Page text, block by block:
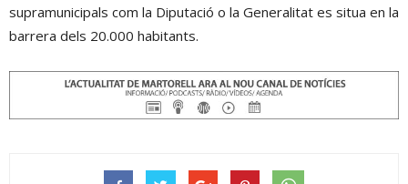
supramunicipals com la Diputació o la Generalitat es situa en la
barrera dels 20.000 habitants.